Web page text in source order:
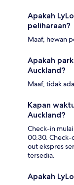
Apakah
peliharaan?
Maaf, hewan
Apakah
Auckland?
Maaf, tidak
Kapan
Auckland?
Check-in
00.30. Check-
out ekspres
tersedia.
Apakah